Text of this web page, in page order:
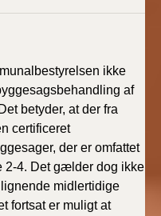
ikke
af
betyder, at der fra
certificeret
der er omfattet
2-4. Det gælder dog ikke
midlertidige
fortsat er muligt at